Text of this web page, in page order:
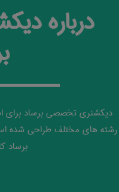
درباره
دیکشنری تخصصی برساد برای
رشته های مختلف طراحی شده
برساد